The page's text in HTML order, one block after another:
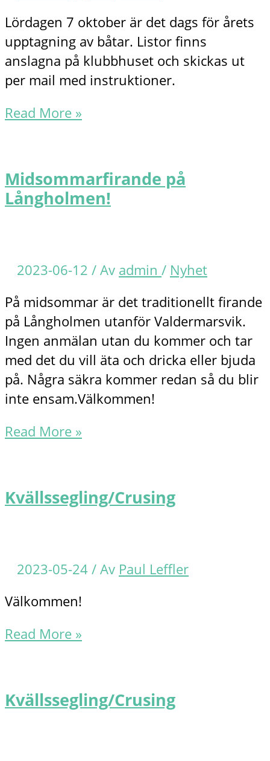
Lördagen 7 oktober är det dags för årets
upptagning av båtar. Listor finns
anslagna på klubbhuset och skickas ut
per mail med instruktioner.
Upptagning
Read More »
Midsommarfirande på
Långholmen!
2023-06-12 / Av admin / Nyhet
På midsommar är det traditionellt firande
på Långholmen utanför Valdermarsvik.
Ingen anmälan utan du kommer och tar
med det du vill äta och dricka eller bjuda
på. Några säkra kommer redan så du blir
inte ensam.Välkommen!
Midsommarfirande
Read More »
Kvällssegling/Crusing
2023-05-24 / Av Paul Leffler
Välkommen!
Kvällssegling/Crusing
Read More »
Kvällssegling/Crusing